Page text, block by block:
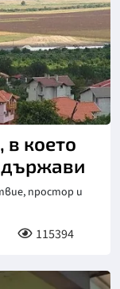
в което
държави
простор и
115394